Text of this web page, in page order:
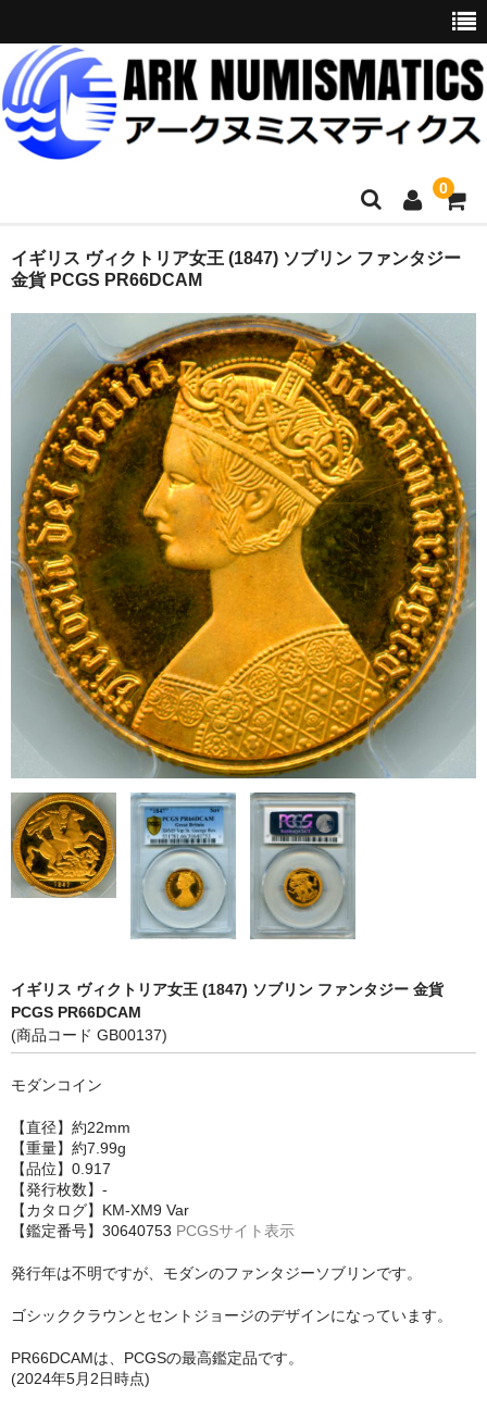
0
ホーム
お問い合わせ
委託販売
購入代行
オークション入札代行
ブログ
会社概要
イギリス ヴィクトリア女王 (1847) ソブリン ファンタジー
金貨 PCGS PR66DCAM
イギリス ヴィクトリア女王 (1847) ソブリン ファンタジー 金貨
PCGS PR66DCAM
(商品コード GB00137)
モダンコイン
【直径】約22mm
【重量】約7.99g
【品位】0.917
【発行枚数】-
【カタログ】KM-XM9 Var
【鑑定番号】30640753 PCGSサイト表示
発行年は不明ですが、モダンのファンタジーソブリンです。
ゴシッククラウンとセントジョージのデザインになっています。
PR66DCAMは、PCGSの最高鑑定品です。
(2024年5月2日時点)